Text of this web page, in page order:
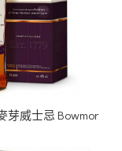
芽威士忌 Bowmor